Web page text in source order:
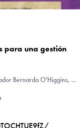
para una gestión
Region Metropolitana (RM), Chile